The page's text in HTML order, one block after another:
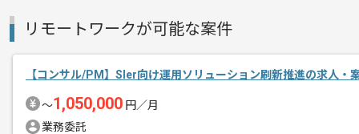
リモートワークが可能な案件
【コンサル/PM】SIer向け運用ソリューション刷新推進の求人・
〜1,050,000 円／月
業務委託